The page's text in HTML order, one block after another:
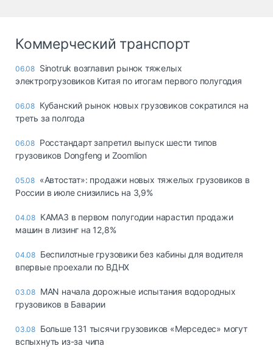
Коммерческий транспорт
06.08 Sinotruk возглавил рынок тяжелых
электрогрузовиков Китая по итогам первого полугодия
06.08 Кубанский рынок новых грузовиков сократился на
треть за полгода
06.08 Росстандарт запретил выпуск шести типов
грузовиков Dongfeng и Zoomlion
05.08 «Автостат»: продажи новых тяжелых грузовиков в
России в июле снизились на 3,9%
04.08 КАМАЗ в первом полугодии нарастил продажи
машин в лизинг на 12,8%
04.08 Беспилотные грузовики без кабины для водителя
впервые проехали по ВДНХ
03.08 MAN начала дорожные испытания водородных
грузовиков в Баварии
03.08 Больше 131 тысячи грузовиков «Мерседес» могут
вспыхнуть из-за чипа